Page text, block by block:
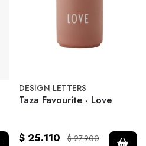
DESIGN LETTERS
Taza Favourite - Love
$ 25.110 $ 27.900